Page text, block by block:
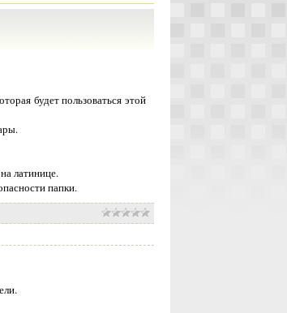
будет пользоваться этой
латинице.
папки.